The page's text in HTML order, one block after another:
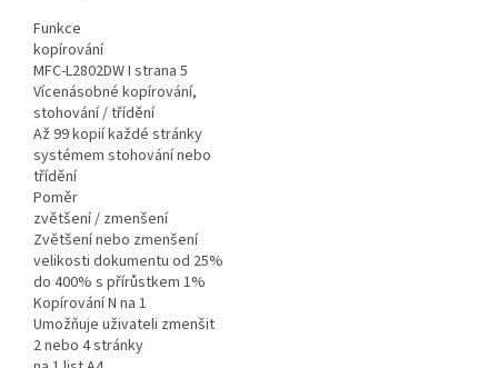
Funkce
kopírování
MFC-L2802DW I strana 5
Vícenásobné kopírování,
stohování / třídění
Až 99 kopií každé stránky
systémem stohování nebo
třídění
Poměr
zvětšení / zmenšení
Zvětšení nebo zmenšení
velikosti dokumentu od 25%
do 400% s přírůstkem 1%
Kopírování N na 1
Umožňuje uživateli zmenšit
2 nebo 4 stránky